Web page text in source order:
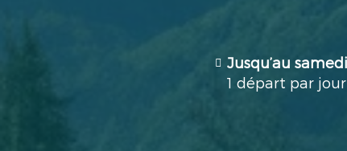
Jusqu’au
1 départ par jour